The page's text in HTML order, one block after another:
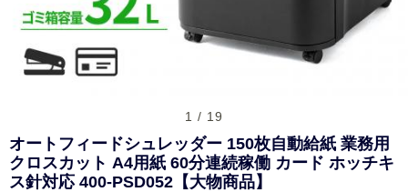
1 / 19
オートフィードシュレッダー 150枚自動給紙 業務用
クロスカット A4用紙 60分連続稼働 カード ホッチキ
ス針対応 400-PSD052【大物商品】